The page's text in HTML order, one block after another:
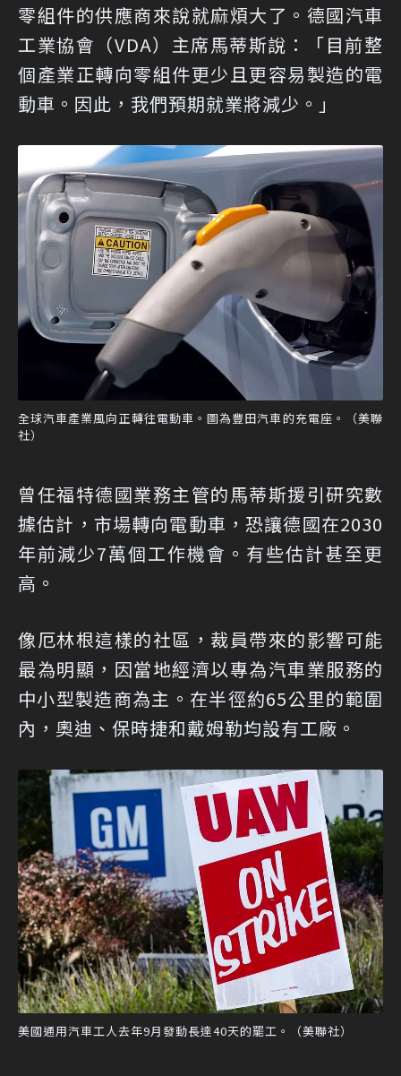
零組件的供應商來說就麻煩大了。德國汽車
工業協會（VDA）主席馬蒂斯說：「目前整
個產業正轉向零組件更少且更容易製造的電
動車。因此，我們預期就業將減少。」
全球汽車產業風向正轉往電動車。圖為豐田汽車的充電座。（美聯
社）
曾任福特德國業務主管的馬蒂斯援引研究數
據估計，市場轉向電動車，恐讓德國在2030
年前減少7萬個工作機會。有些估計甚至更
高。
像厄林根這樣的社區，裁員帶來的影響可能
最為明顯，因當地經濟以專為汽車業服務的
中小型製造商為主。在半徑約65公里的範圍
內，奧迪、保時捷和戴姆勒均設有工廠。
美國通用汽車工人去年9月發動長達40天的罷工。（美聯社）